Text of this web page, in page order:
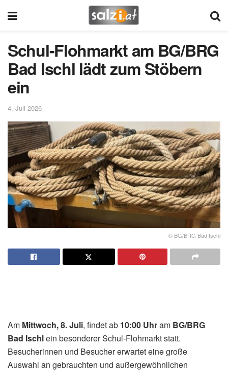
Schul-Flohmarkt am BG/BRG
Bad Ischl lädt zum Stöbern
ein
4. Juli 2026
© BG/BRG Bad Ischl
Am Mittwoch, 8. Juli, findet ab 10:00 Uhram BG/BRG
Bad Ischlein besonderer Schul-Flohmarkt statt.
Besucherinnen und Besucher erwartet eine große
Auswahl an gebrauchten und außergewöhnlichen